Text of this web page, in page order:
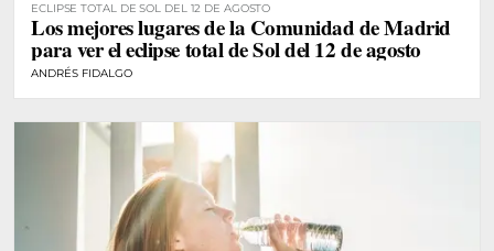
ECLIPSE TOTAL DE SOL DEL 12 DE AGOSTO
Los mejores lugares de la Comunidad de Madrid
para ver el eclipse total de Sol del 12 de agosto
ANDRÉS FIDALGO